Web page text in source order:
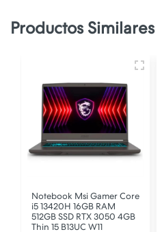
Productos Similares
Notebook Msi Gamer Core
i5 13420H 16GB RAM
512GB SSD RTX 3050 4GB
Thin 15 B13UC W11